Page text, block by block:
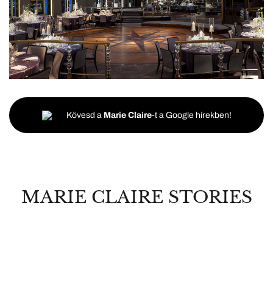
Kövesd a Marie Claire-t a Google hírekben!
MARIE CLAIRE STORIES